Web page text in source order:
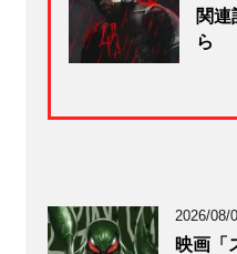
関連
ら
2026/08/
映画「